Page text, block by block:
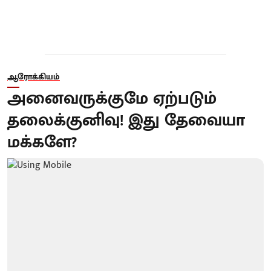
ஆரோக்கியம்
அனைவருக்குமே ஏற்படும்
தலைக்குனிவு! இது தேவையா
மக்களே?